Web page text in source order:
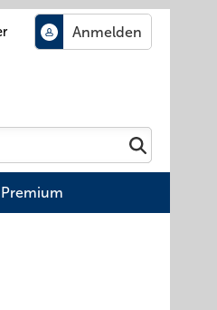
Premium